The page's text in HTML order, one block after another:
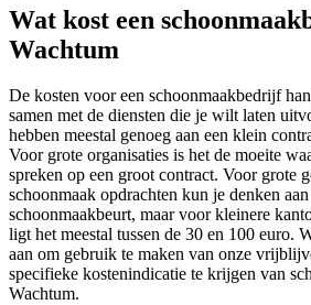
Wat kost een
Wachtum
De kosten voor een schoonmaakbedrijf
samen met de diensten die je wilt laten
hebben meestal genoeg aan een klein
Voor grote organisaties is het de moeite
spreken op een groot contract. Voor grote
schoonmaak opdrachten kun je denken
schoonmaakbeurt, maar voor kleinere
ligt het meestal tussen de 30 en 100 euro.
aan om gebruik te maken van onze
specifieke kostenindicatie te krijgen van
Wachtum.